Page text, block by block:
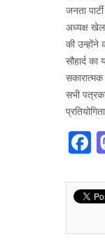
जनता
अध्यक्ष खेल
की
सौहार्द
सभी